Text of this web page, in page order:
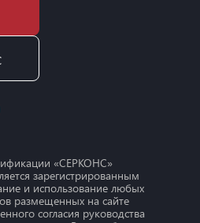
«СЕРКОНС»
зарегистрированным
и использование любых
размещенных на сайте
согласия руководства